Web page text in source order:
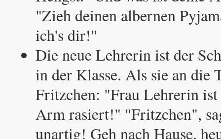
"Zieh deinen albernen
ich's dir!"
Die neue Lehrerin ist der
in der Klasse. Als sie an die
Fritzchen: "Frau Lehrerin ist
Arm rasiert!" "Fritzchen",
unartig! Geh nach Hause,